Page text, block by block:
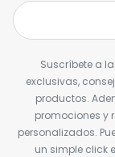
Suscríbete a
exclusivas,
productos.
promociones y
personalizados.
un simple click